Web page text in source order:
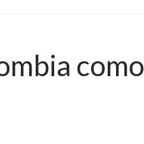
como